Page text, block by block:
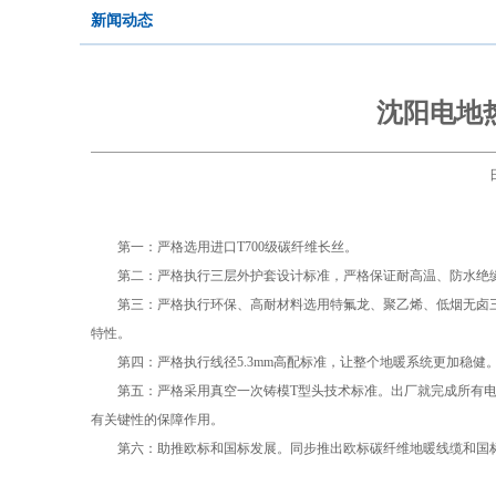
新闻动态
沈阳电地
第一：严格选用进口T700级碳纤维长丝。
第二：严格执行三层外护套设计标准，严格保证耐高温、防水绝
第三：严格执行环保、高耐材料选用特氟龙、聚乙烯、低烟无卤
特性。
第四：严格执行线径5.3mm高配标准，让整个地暖系统更加稳健
第五：严格采用真空一次铸模T型头技术标准。出厂就完成所有
有关键性的保障作用。
第六：助推欧标和国标发展。同步推出欧标碳纤维地暖线缆和国